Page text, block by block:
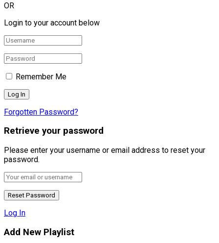
OR
Login to your account below
Remember Me
Forgotten Password?
Retrieve your password
Please enter your username or email address to reset your
password.
Log In
Add New Playlist